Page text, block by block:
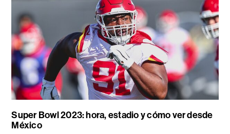
Super Bowl 2023: hora, estadio y cómo ver desde
México